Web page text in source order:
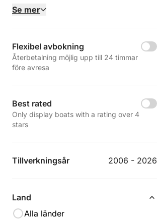
Se mer
Flexibel avbokning
Återbetalning möjlig upp till 24 timmar
före avresa
Best rated
Only display boats with a rating over 4
stars
Tillverkningsår 2006 - 2026
Land
Alla länder